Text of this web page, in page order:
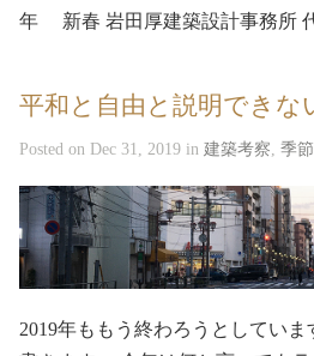
年 新春 岩田厚建築設計事務
平和と自由と説明できな
Posted on Dec 31, 2019 in 建築考察 季
2019年ももう終わろうとしてい